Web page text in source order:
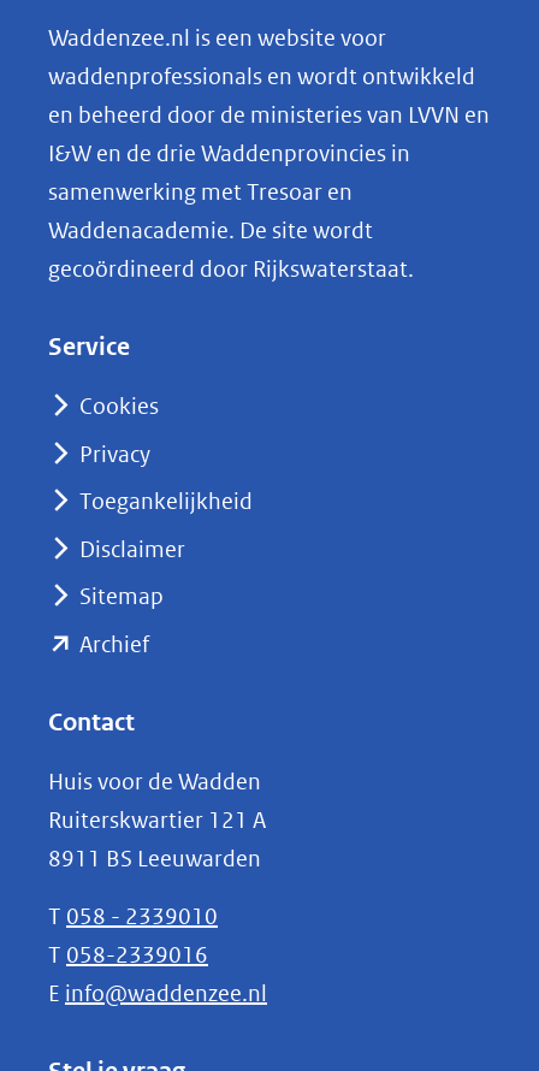
n
o
p
k
e
nieuw
naar
Waddenzee.nl is een website voor
waddenprofessionals en wordt ontwikkeld
en beheerd door de ministeries van LVVN en
I&W en de drie Waddenprovincies in
samenwerking met Tresoar en
Waddenacademie. De site wordt
gecoördineerd door Rijkswaterstaat.
Service
Cookies
Privacy
Toegankelijkheid
Disclaimer
Sitemap
Archief(opent
(verwijst
naar
een
andere
website)
Contact
Huis voor de Wadden
Ruiterskwartier 121 A
8911 BS Leeuwarden
T 058 - 2339010
T 058-2339016
E info@waddenzee.nl